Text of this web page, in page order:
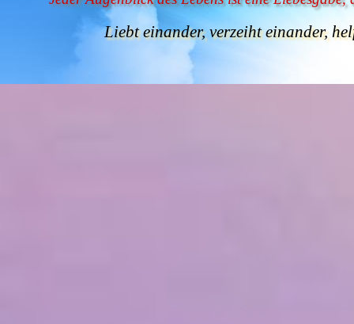
Liebt einander, verzeiht einander,